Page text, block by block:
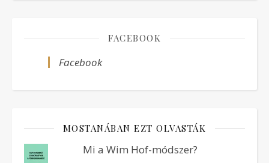
FACEBOOK
Facebook
MOSTANÁBAN EZT OLVASTÁK
Mi a Wim Hof-módszer?